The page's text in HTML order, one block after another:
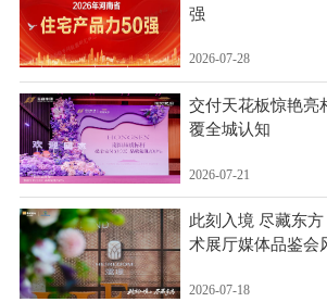
强
2026-07-28
交付天花板惊艳亮
覆全城认知
2026-07-21
此刻入境 尽藏东
术展厅媒体品鉴会
2026-07-18